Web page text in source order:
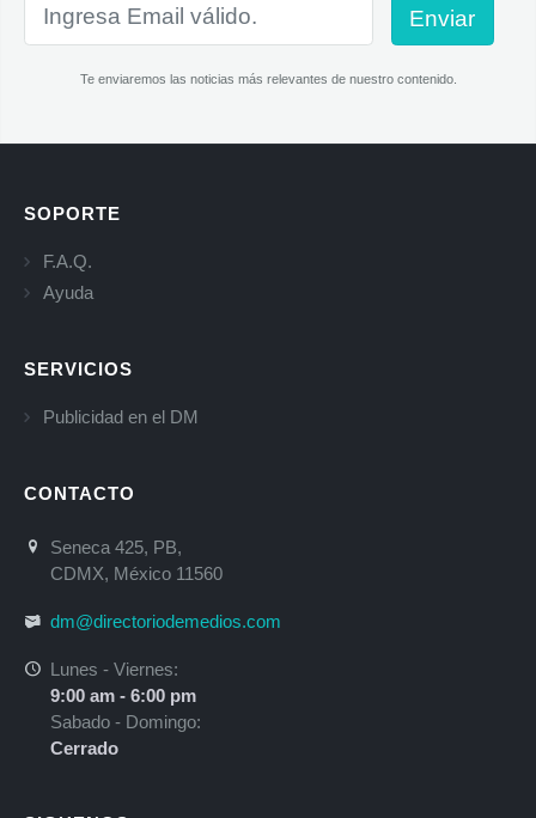
Enviar
Te enviaremos las noticias más relevantes de nuestro contenido.
SOPORTE
F.A.Q.
Ayuda
SERVICIOS
Publicidad en el DM
CONTACTO
Seneca 425, PB,
CDMX, México 11560
dm@directoriodemedios.com
Lunes - Viernes:
9:00 am - 6:00 pm
Sabado - Domingo:
Cerrado